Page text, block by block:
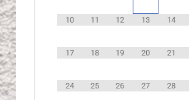
10 11 12 13 14
17 18 19 20 21
24 25 26 27 28